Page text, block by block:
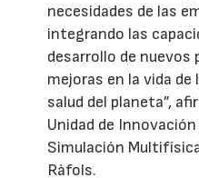
necesidades de las
integrando las
desarrollo de
mejoras en la vida de
salud del planeta”,
Unidad de
Simulación
Ràfols.